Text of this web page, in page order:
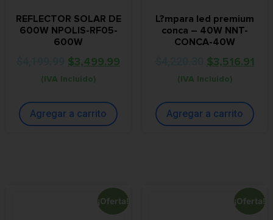
REFLECTOR SOLAR DE
600W NPOLIS-RF05-
600W
$3,499.99
(IVA Incluido)
Agregar a carrito
L?mpara led premium
conca – 40W NNT-
CONCA-40W
$3,516.91
(IVA Incluido)
Agregar a carrito
¡Oferta! ¡Oferta!